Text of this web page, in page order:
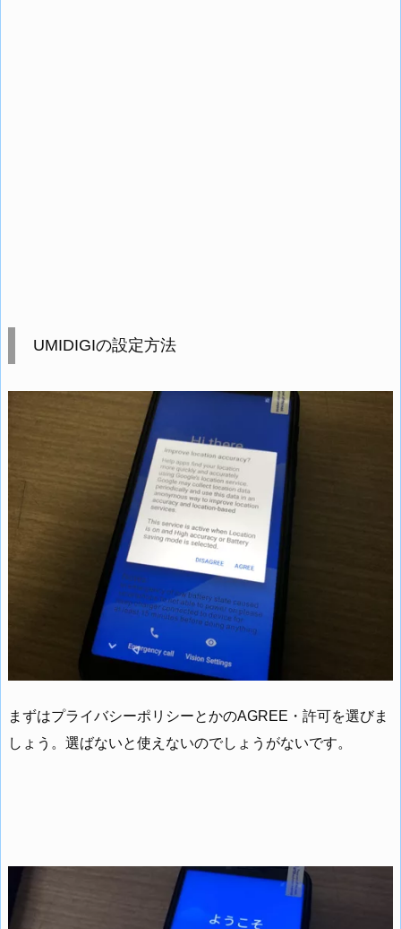
UMIDIGIの設定方法
まずはプライバシーポリシーとかのAGREE・許可を選びま
しょう。選ばないと使えないのでしょうがないです。